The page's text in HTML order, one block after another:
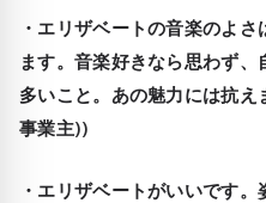
・エリザベートの音楽のよ
ます。音楽好きなら思わず
多いこと。あの魅力には抗
事業主))
・エリザベートがいいです